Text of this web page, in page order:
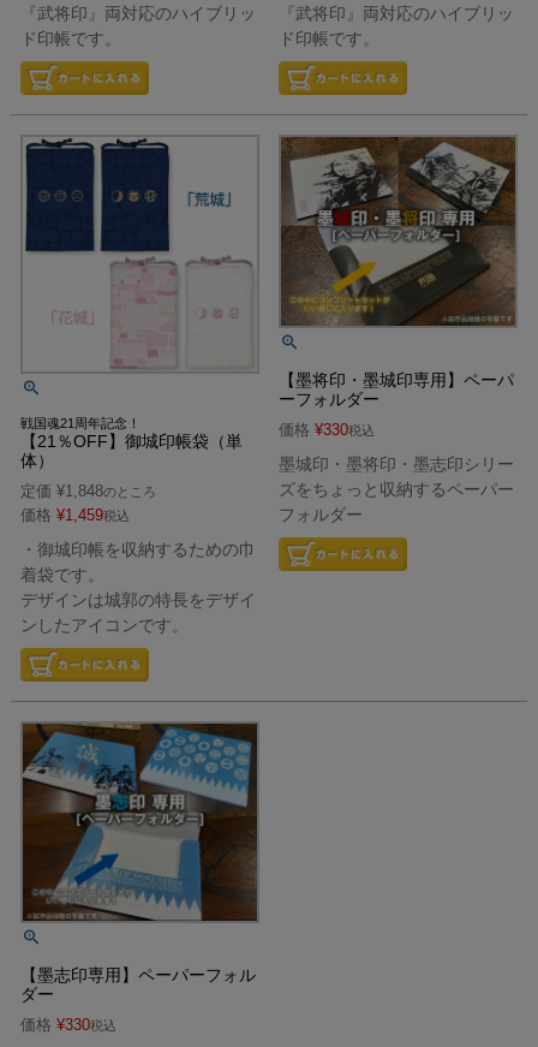
『武将印』両対応のハイブリッ
ド印帳です。
『武将印』両対応のハイブリッ
ド印帳です。
戦国魂21周年記念！
【21％OFF】御城印帳袋（単
体）
定価 ¥1,848のところ
価格 ¥1,459税込
・御城印帳を収納するための巾
着袋です。
デザインは城郭の特長をデザイ
ンしたアイコンです。
【墨将印・墨城印専用】ペーパ
ーフォルダー
価格 ¥330税込
墨城印・墨将印・墨志印シリー
ズをちょっと収納するペーパー
フォルダー
【墨志印専用】ペーパーフォル
ダー
価格 ¥330税込